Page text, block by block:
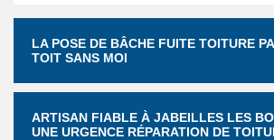
LA POSE DE BÂCHE FUITE TOITURE
TOIT SANS MOI
ARTISAN FIABLE À JABEILLES LES
UNE URGENCE RÉPARATION DE